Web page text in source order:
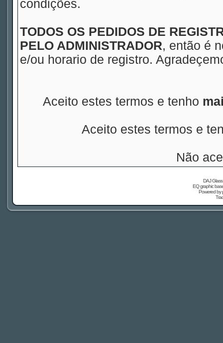
condições.
TODOS OS PEDIDOS DE
PELO ADMINISTRADOR, então é
e/ou horario de registro.
Aceito estes termos e tenho
Aceito estes termos e
Não
DAJ
EQ graphic
Powered by